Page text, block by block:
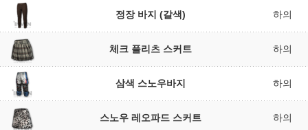
정장 바지 (갈색) 하의
체크 플리츠 스커트 하의
삼색 스노우바지 하의
스노우 레오파드 스커트 하의